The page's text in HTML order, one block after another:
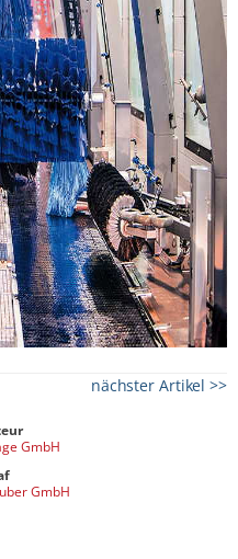
nächster Artikel >>
GmbH
GmbH